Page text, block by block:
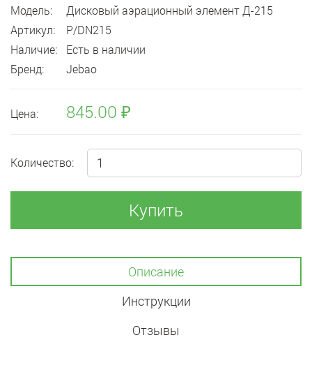
Модель:
Дисковый аэрационный элемент Д-215
Артикул:
P/DN215
Наличие:
Есть в наличии
Бренд:
Jebao
Цена: 845.00 ₽
Количество:
Купить
Описание
Инструкции
Отзывы